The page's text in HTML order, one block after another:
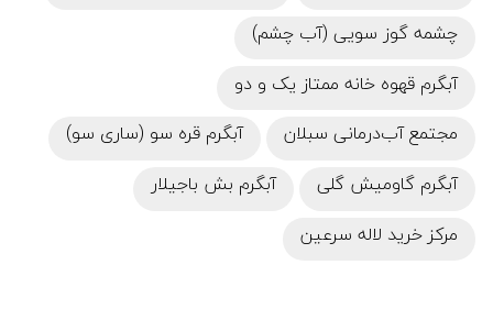
چشمه گوز سویی (آب چشم)
آبگرم قهوه‌ خانه ممتاز یک و دو
مجتمع آب‌درمانی سبلان
آبگرم قره سو (ساری سو)
آبگرم گاومیش گلی
آبگرم بش باجیلار
مرکز خرید لاله سرعین